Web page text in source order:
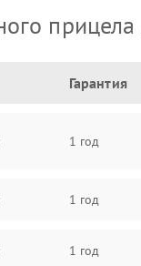
прицела
Гарантия
1 год
1 год
1 год